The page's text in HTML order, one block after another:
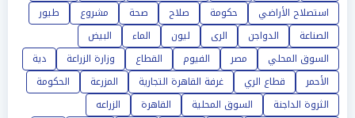
استصلاح الأراضي
حكومة صلاح صحة مشروع
طيور
الصناعة
الدواجن الرى ليون الماء
البيض
السوق المحلي
مصر الفيوم القطاع وزارة الزراعة
دية
الأحمر
قطاع الري غرفة القاهرة التجارية المزرعة
الحكومة
الثروة الداجنة
السوق المحلية القاهرة
الزراعه